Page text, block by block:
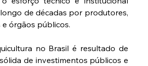
de décadas por produtores,
órgãos públicos.
no Brasil é resultado de
de investimentos públicos e